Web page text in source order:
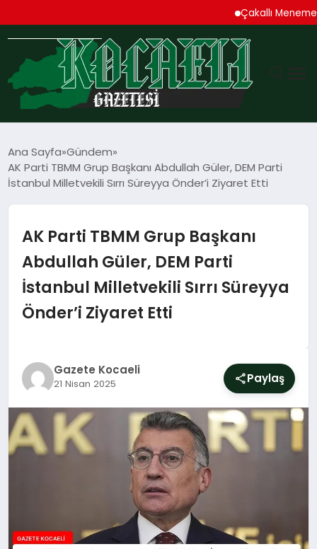
Çakallı Menemeni
TEKNOLOJI
MAGAZIN
YAŞAM
SAĞLIK
Ana Sayfa Gündem
AK Parti TBMM Grup Başkanı Abdullah Güler, DEM Parti
İstanbul Milletvekili Sırrı Süreyya Önder’i Ziyaret Etti
AK Parti TBMM Grup Başkanı
Abdullah Güler, DEM Parti
İstanbul Milletvekili Sırrı Süreyya
Önder’i Ziyaret Etti
Gazete Kocaeli
21 Nisan 2025 Paylaş